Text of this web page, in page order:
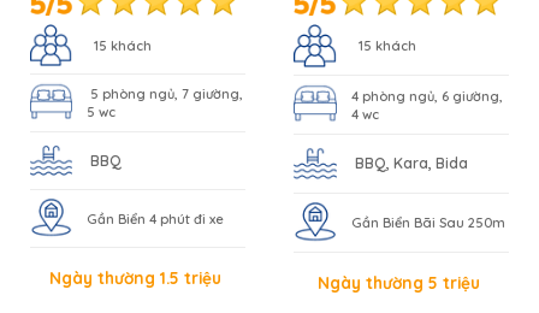
15 khách
5 phòng ngủ, 7 giường,
5 wc
BBQ
Gần Biển 4 phút đi xe
Ngày thường 1.5 triệu
15 khách
4 phòng ngủ, 6 giường,
4 wc
BBQ, Kara, Bida
Gần Biển Bãi Sau 250m
Ngày thường 5 triệu